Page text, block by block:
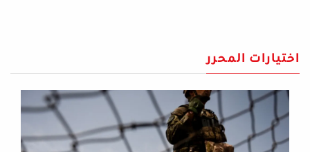
اختيارات المحرر